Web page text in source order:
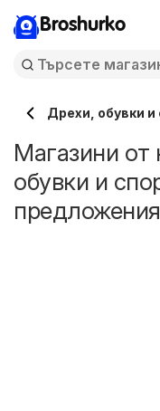
Broshurko
Дрехи, обувки и
Магазини от
обувки и